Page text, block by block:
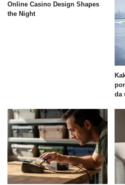
Online Casino Design Shapes
the Night
da